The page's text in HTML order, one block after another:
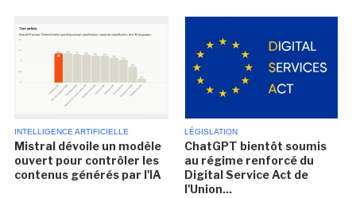
INTELLIGENCE ARTIFICIELLE
Mistral dévoile un modèle
ouvert pour contrôler les
contenus générés par l'IA
LÉGISLATION
ChatGPT bientôt soumis
au régime renforcé du
Digital Service Act de
l'Union...